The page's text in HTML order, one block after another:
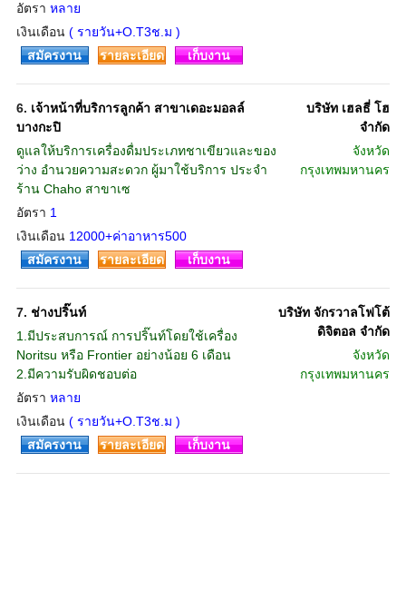
อัตรา หลาย
เงินเดือน ( รายวัน+O.T3ช.ม )
สมัครงาน รายละเอียด เก็บงาน
6. เจ้าหน้าที่บริการลูกค้า สาขาเดอะมอลล์
บางกะปิ
ดูแลให้บริการเครื่องดื่มประเภทชาเขียวและของ
ว่าง อำนวยความสะดวก ผู้มาใช้บริการ ประจำ
ร้าน Chaho สาขาเซ
อัตรา 1
เงินเดือน 12000+ค่าอาหาร500
บริษัท เฮลธี่ โฮ
จำกัด
จังหวัด
กรุงเทพมหานคร
สมัครงาน รายละเอียด เก็บงาน
7. ช่างปริ๊นท์
1.มีประสบการณ์ การปริ๊นท์โดยใช้เครื่อง
Noritsu หรือ Frontier อย่างน้อย 6 เดือน
2.มีความรับผิดชอบต่อ
อัตรา หลาย
เงินเดือน ( รายวัน+O.T3ช.ม )
บริษัท จักรวาลโฟโต้
ดิจิตอล จำกัด
จังหวัด
กรุงเทพมหานคร
สมัครงาน รายละเอียด เก็บงาน